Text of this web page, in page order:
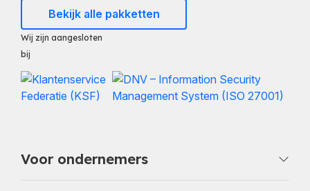
Bekijk alle pakketten
Wij zijn aangesloten
bij
Voor ondernemers